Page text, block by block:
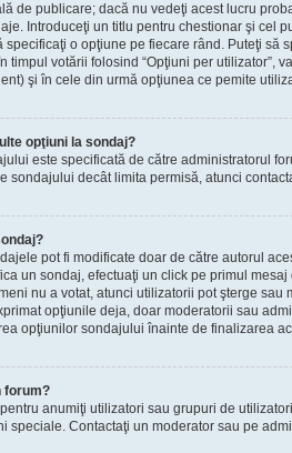
de publicare; dacă nu vedeţi acest lucru
Introduceţi un titlu pentru chestionar şi cel
o opţiune pe fiecare rând. Puteţi să
timpul votării folosind “Opţiuni per utilizator”,
şi în cele din urmă opţiunea ce pemite
opţiuni la sondaj?
este specificată de către administratorul
sondajului decât limita permisă, atunci
pot fi modificate doar de către autorul
un sondaj, efectuaţi un click pe primul
nu a votat, atunci utilizatorii pot şterge
opţiunile deja, doar moderatorii sau
opţiunilor sondajului înainte de finalizarea
forum?
anumiţi utilizatori sau grupuri de
speciale. Contactaţi un moderator sau pe